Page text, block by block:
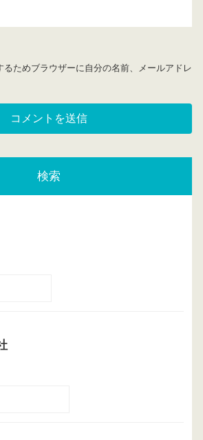
るためブラウザーに自分の名前、メールアドレ
検索